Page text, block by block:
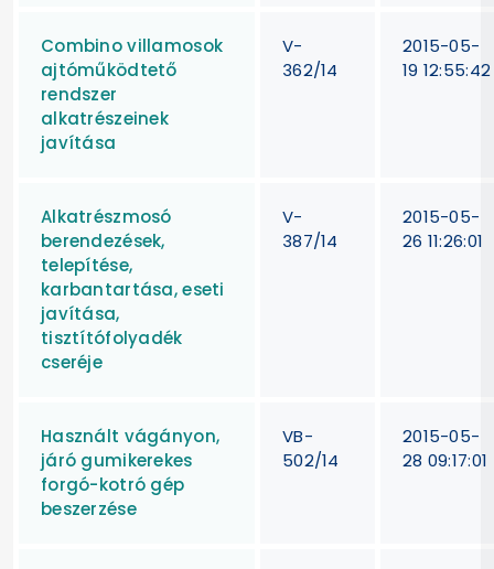
Combino villamosok
ajtóműködtető
rendszer
alkatrészeinek
javítása
V-
362/14
2015-05-
19 12:55:42
Alkatrészmosó
berendezések,
telepítése,
karbantartása, eseti
javítása,
tisztítófolyadék
cseréje
V-
387/14
2015-05-
26 11:26:01
Használt vágányon,
járó gumikerekes
forgó-kotró gép
beszerzése
VB-
502/14
2015-05-
28 09:17:01